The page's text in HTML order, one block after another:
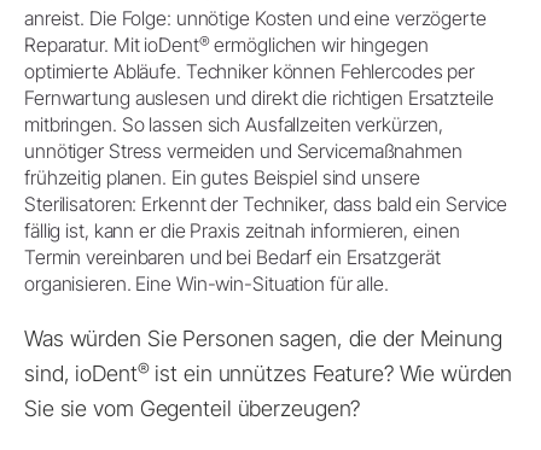
anreist. Die Folge: unnötige Kosten und eine verzögerte
Reparatur. Mit ioDent®ermöglichen wir hingegen
optimierte Abläufe. Techniker können Fehlercodes per
Fernwartung auslesen und direkt die richtigen Ersatzteile
mitbringen. So lassen sich Ausfallzeiten verkürzen,
unnötiger Stress vermeiden und Servicemaßnahmen
frühzeitig planen. Ein gutes Beispiel sind unsere
Sterilisatoren: Erkennt der Techniker, dass bald ein Service
fällig ist, kann er die Praxis zeitnah informieren, einen
Termin vereinbaren und bei Bedarf ein Ersatzgerät
organisieren. Eine Win-win-Situation für alle.
Was würden Sie Personen sagen, die der Meinung
sind, ioDent®ist ein unnützes Feature? Wie würden
Sie sie vom Gegenteil überzeugen?